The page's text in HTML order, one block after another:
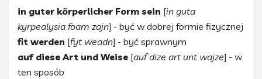
in guter körperlicher Form sein [in guta
kyrpealysia foam zajn] - być w dobrej formie fizycznej
fit werden [fyt weadn] - być sprawnym
auf diese Art und Weise [auf dize art unt wajze] - w
ten sposób